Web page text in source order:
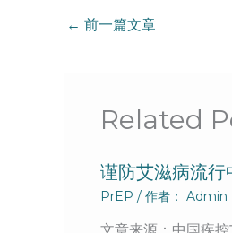
← 前一篇文章
Related
谨防艾滋病流行
PrEP / 作者： Admin